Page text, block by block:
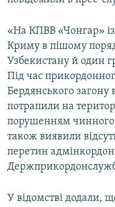
«На КПВВ «Чонгар»
Криму в пішому
Узбекистану й один
Під час
Бердянського загону
потрапили на
порушенням чинного
також виявили
перетин
У відомстві додали,